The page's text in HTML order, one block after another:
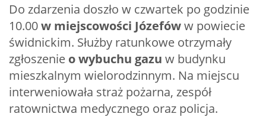
Do zdarzenia doszło w czwartek po godzinie
10.00w miejscowości Józefóww powiecie
świdnickim. Służby ratunkowe otrzymały
zgłoszenie o wybuchu gazu w budynku
mieszkalnym wielorodzinnym. Na miejscu
interweniowała straż pożarna, zespół
ratownictwa medycznego oraz policja.